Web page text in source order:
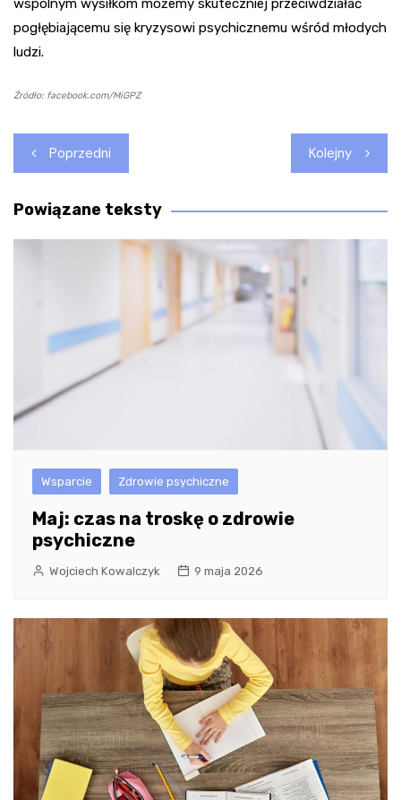
wspólnym wysiłkom możemy skuteczniej przeciwdziałać
pogłębiającemu się kryzysowi psychicznemu wśród młodych
ludzi.
Źródło: facebook.com/MiGPZ
Nawigacja
wpisu
Poprzedni Kolejny
Powiązane teksty
Wsparcie Zdrowie psychiczne
Maj: czas na troskę o zdrowie
psychiczne
Wojciech Kowalczyk 9 maja 2026